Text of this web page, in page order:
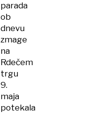
parada
ob
dnevu
zmage
na
Rdečem
trgu
9.
maja
potekala